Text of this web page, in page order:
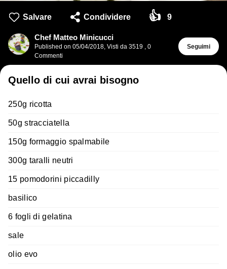
Salvare Condividere 👍 9
Chef Matteo Minicucci
Published on 05/04/2018, Visti da 3519 , 0
Commenti
Seguimi
Quello di cui avrai bisogno
250g ricotta
50g stracciatella
150g formaggio spalmabile
300g taralli neutri
15 pomodorini piccadilly
basilico
6 fogli di gelatina
sale
olio evo